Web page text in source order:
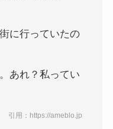
に行っていたの
あれ？私ってい
引用：https://ameblo.jp